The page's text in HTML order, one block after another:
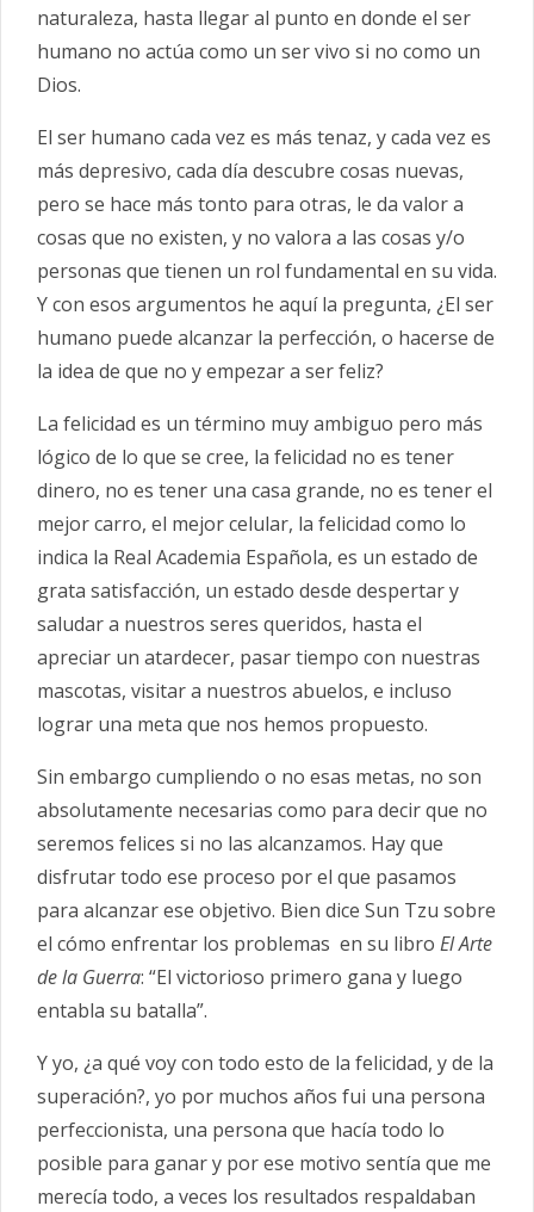
naturaleza, hasta llegar al punto en donde el ser
humano no actúa como un ser vivo si no como un
Dios.
El ser humano cada vez es más tenaz, y cada vez es
más depresivo, cada día descubre cosas nuevas,
pero se hace más tonto para otras, le da valor a
cosas que no existen, y no valora a las cosas y/o
personas que tienen un rol fundamental en su vida.
Y con esos argumentos he aquí la pregunta, ¿El ser
humano puede alcanzar la perfección, o hacerse de
la idea de que no y empezar a ser feliz?
La felicidad es un término muy ambiguo pero más
lógico de lo que se cree, la felicidad no es tener
dinero, no es tener una casa grande, no es tener el
mejor carro, el mejor celular, la felicidad como lo
indica la Real Academia Española, es un estado de
grata satisfacción, un estado desde despertar y
saludar a nuestros seres queridos, hasta el
apreciar un atardecer, pasar tiempo con nuestras
mascotas, visitar a nuestros abuelos, e incluso
lograr una meta que nos hemos propuesto.
Sin embargo cumpliendo o no esas metas, no son
absolutamente necesarias como para decir que no
seremos felices si no las alcanzamos. Hay que
disfrutar todo ese proceso por el que pasamos
para alcanzar ese objetivo. Bien dice Sun Tzu sobre
el cómo enfrentar los problemas en su libro El Arte
de la Guerra: “El victorioso primero gana y luego
entabla su batalla”.
Y yo, ¿a qué voy con todo esto de la felicidad, y de la
superación?, yo por muchos años fui una persona
perfeccionista, una persona que hacía todo lo
posible para ganar y por ese motivo sentía que me
merecía todo, a veces los resultados respaldaban